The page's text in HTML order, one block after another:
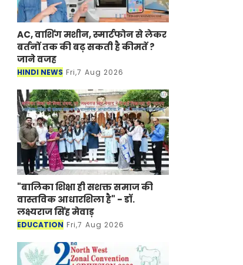
AC, वाशिंग मशीन, स्मार्टफोन से लेकर
बर्तनों तक की बढ़ सकती है कीमतें ?
जाने वजह
HINDI NEWS Fri,7 Aug 2026
"बालिका शिक्षा ही सशक्त समाज की
वास्तविक आधारशिला है" - डॉ.
लक्ष्यराज सिंह मेवाड़
EDUCATION Fri,7 Aug 2026